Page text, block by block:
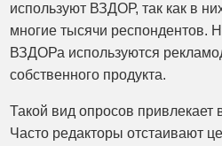
используют ВЗДОР, так как в
многие тысячи респондентов.
ВЗДОРа используются
собственного продукта.
Такой вид опросов привлекает
Часто редакторы отстаивают